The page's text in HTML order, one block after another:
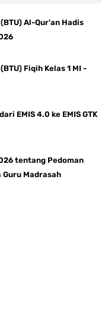
Al-Qur'an Hadis
Fiqih Kelas 1 MI -
EMIS 4.0 ke EMIS GTK
tentang Pedoman
Guru Madrasah